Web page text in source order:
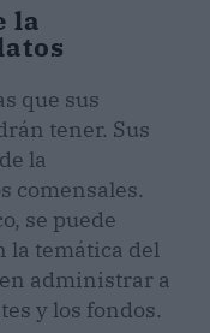
la
que sus
tener. Sus
la
comensales.
se puede
la temática del
administrar a
y los fondos.